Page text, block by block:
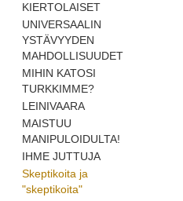
KIERTOLAISET
UNIVERSAALIN
YSTÄVYYDEN
MAHDOLLISUUDET
MIHIN KATOSI
TURKKIMME?
LEINIVAARA
MAISTUU
MANIPULOIDULTA!
IHME JUTTUJA
Skeptikoita ja
"skeptikoita"